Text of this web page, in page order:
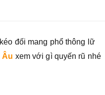
đối mang phổ thông lữ
Âu xem với gì quyến rũ nhé